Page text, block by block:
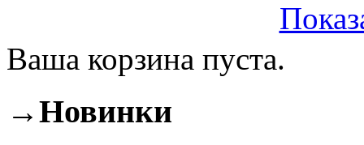
Ваша корзина пуста.
→Новинки